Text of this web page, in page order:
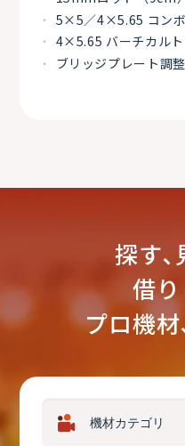
5×5／4×5.65 コン
4×5.65 バーチカル
ブリッジプレート
探す､
借
プロ機材